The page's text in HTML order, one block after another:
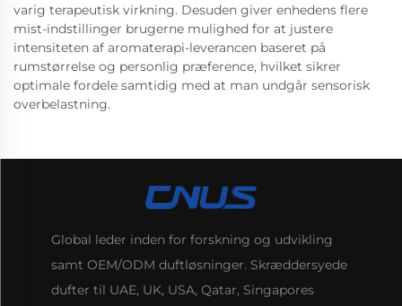
varig terapeutisk virkning. Desuden giver enhedens flere
mist-indstillinger brugerne mulighed for at justere
intensiteten af aromaterapi-leverancen baseret på
rumstørrelse og personlig præference, hvilket sikrer
optimale fordele samtidig med at man undgår sensorisk
overbelastning.
Global leder inden for forskning og udvikling
samt OEM/ODM duftløsninger. Skræddersyede
dufter til UAE, UK, USA, Qatar, Singapores